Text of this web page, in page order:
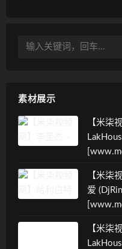
素材展示
【米柒
【米柒
爱
【米柒